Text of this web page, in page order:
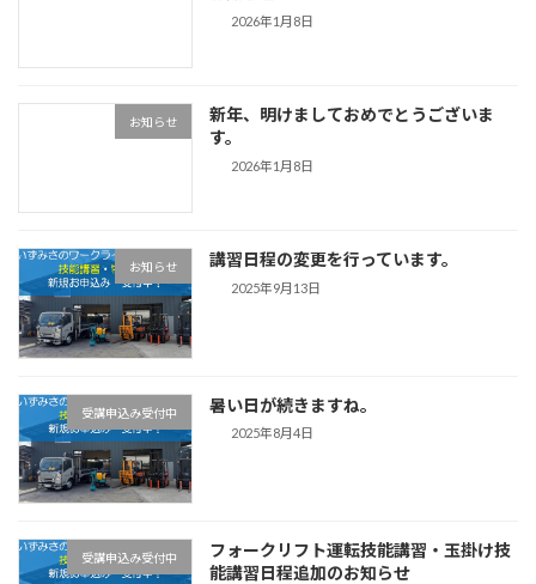
2026年1月8日
お知らせ
新年、明けましておめでとうございま
す。
2026年1月8日
お知らせ 講習日程の変更を行っています。
2025年9月13日
受講申込み受付中 暑い日が続きますね。
2025年8月4日
受講申込み受付中
フォークリフト運転技能講習・玉掛け技
能講習日程追加のお知らせ